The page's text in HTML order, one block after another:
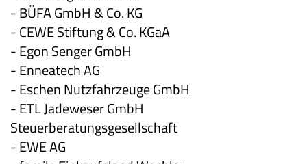
- BÜFA GmbH & Co. KG
- CEWE Stiftung & Co. KGaA
- Egon Senger GmbH
- Enneatech AG
- Eschen Nutzfahrzeuge GmbH
- ETL Jadeweser GmbH
Steuerberatungsgesellschaft
- EWE AG